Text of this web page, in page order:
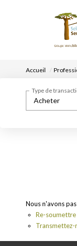
Accueil
Acheter
Type de
Nous n'avons
Re-soumettre